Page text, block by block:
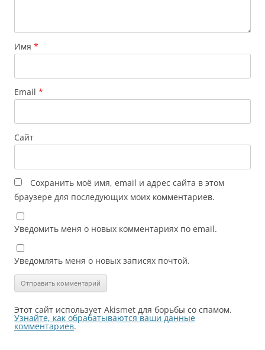
Имя *
Email *
Сайт
Сохранить моё имя, email и адрес сайта в этом
браузере для последующих моих комментариев.
Уведомить меня о новых комментариях по email.
Уведомлять меня о новых записях почтой.
Этот сайт использует Akismet для борьбы со спамом.
Узнайте, как обрабатываются ваши данные
комментариев.